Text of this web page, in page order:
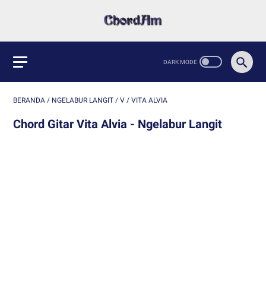
BERANDA / NGELABUR LANGIT / V / VITA ALVIA
Chord Gitar Vita Alvia - Ngelabur Langit